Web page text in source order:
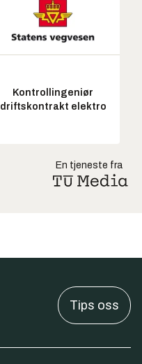
Kontrollingeniør
driftskontrakt elektro
En tjeneste fra
Tips oss